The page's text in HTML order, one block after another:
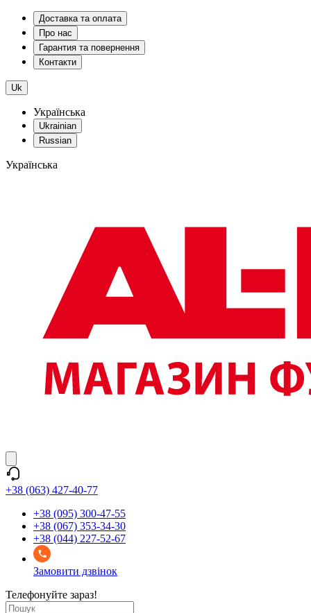
Доставка та оплата
Про нас
Гарантия та повернення
Контакти
Uk
Українська
Ukrainian
Russian
Українська
+38 (063) 427-40-77
+38 (095) 300-47-55
+38 (067) 353-34-30
+38 (044) 227-52-67
Замовити дзвінок
Телефонуйте зараз!